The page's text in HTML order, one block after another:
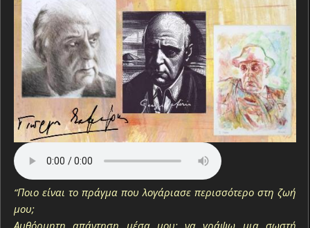
“Ποιο είναι το πράγμα που λογάριασε περισσότερο στη ζωή
μου;
Αυθόρμητη απάντηση μέσα μου: να γράψω μια σωστή